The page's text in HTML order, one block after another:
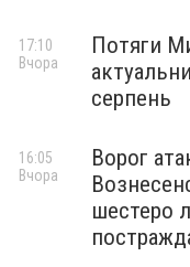
Потяги
серпень
17:10
Вчора
Ворог
шестеро
16:05
Вчора